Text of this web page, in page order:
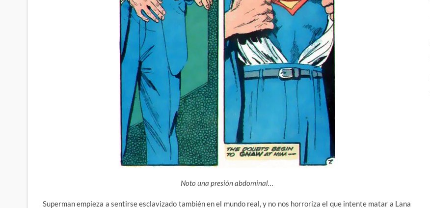
Noto una presión abdominal…
Superman empieza a sentirse esclavizado también en el mundo real, y no nos horroriza el que intente matar a Lana